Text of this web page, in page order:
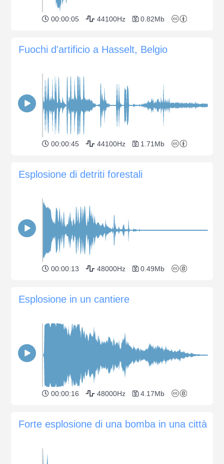
00:00:05 44100Hz 0.82Mb
Fuochi d'artificio a Hasselt, Belgio
00:00:45 44100Hz 1.71Mb
Esplosione di detriti forestali
00:00:13 48000Hz 0.49Mb
Esplosione in un cantiere
00:00:16 48000Hz 4.17Mb
Forte esplosione di una bomba in una città